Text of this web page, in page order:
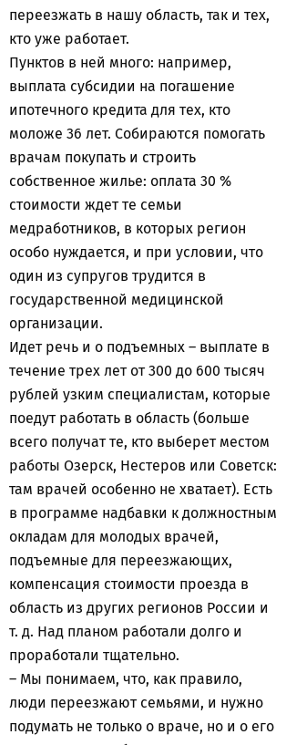
переезжать в нашу область, так и тех,
кто уже работает.
Пунктов в ней много: например,
выплата субсидии на погашение
ипотечного кредита для тех, кто
моложе 36 лет. Собираются помогать
врачам покупать и строить
собственное жилье: оплата 30 %
стоимости ждет те семьи
медработников, в которых регион
особо нуждается, и при условии, что
один из супругов трудится в
государственной медицинской
организации.
Идет речь и о подъемных – выплате в
течение трех лет от 300 до 600 тысяч
рублей узким специалистам, которые
поедут работать в область (больше
всего получат те, кто выберет местом
работы Озерск, Нестеров или Советск:
там врачей особенно не хватает). Есть
в программе надбавки к должностным
окладам для молодых врачей,
подъемные для переезжающих,
компенсация стоимости проезда в
область из других регионов России и
т. д. Над планом работали долго и
проработали тщательно.
– Мы понимаем, что, как правило,
люди переезжают семьями, и нужно
подумать не только о враче, но и о его